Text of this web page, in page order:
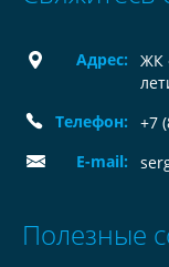
Адрес:
ЖК
Телефон:
+7
E-mail:
Полезные